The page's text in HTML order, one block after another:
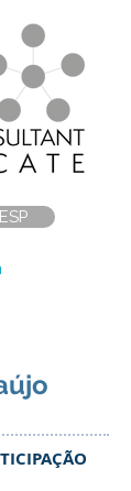
ESP